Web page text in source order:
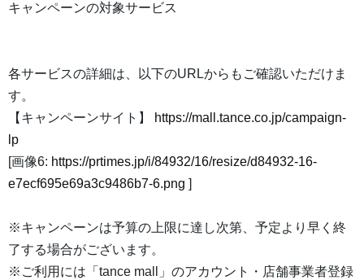
キャンペーンの対象サービス
各サービスの詳細は、以下のURLからもご確認いただけま
す。
【キャンペーンサイト】
https://mall.tance.co.jp/campaign-
lp
[画像6: https://prtimes.jp/i/84932/16/resize/d84932-16-
e7ecf695e69a3c9486b7-6.png ]
※キャンペーンは予算の上限に達し次第、予定より早く終
了する場合がございます。
※ご利用には「tance mall」のアカウント・店舗事業者登録